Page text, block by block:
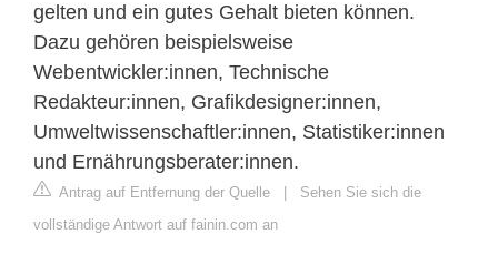
gelten und ein gutes Gehalt bieten können.
Dazu gehören beispielsweise
Webentwickler:innen, Technische
Redakteur:innen, Grafikdesigner:innen,
Umweltwissenschaftler:innen, Statistiker:innen
und Ernährungsberater:innen.
Antrag auf Entfernung der Quelle | Sehen Sie sich die
vollständige Antwort auf fainin.com an